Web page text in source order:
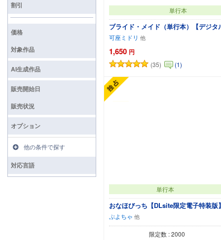
単行本
ブライド・メイド（単行本）【デジタ
可座ミドリ
1,650 円
(35) (1)
カートに追加
単行本
おなほびっち【DLsite限定電子特装版
ぷよちゃ
限定数 : 2000
割引
価格
対象作品
AI生成作品
販売開始日
販売状況
オプション
他の条件で探す
対応言語